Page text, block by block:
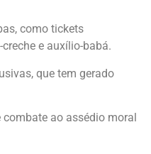
como tickets
e auxílio-babá.
que tem gerado
ao assédio moral